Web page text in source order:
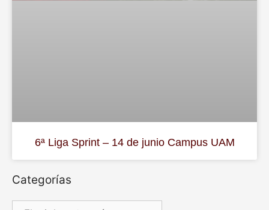
6ª Liga Sprint – 14 de junio Campus UAM
Categorías